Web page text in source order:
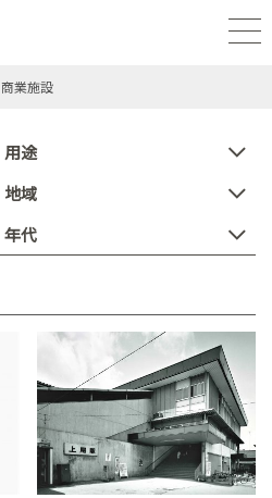
商業施設
用途
地域
年代